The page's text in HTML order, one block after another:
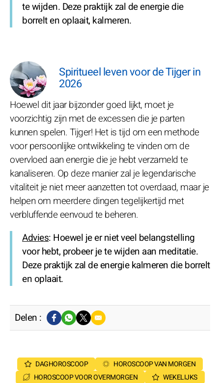
te wijden. Deze praktijk zal de energie die
borrelt en oplaait, kalmeren.
Spiritueel leven voor de Tijger in
2026
Hoewel dit jaar bijzonder goed lijkt, moet je
voorzichtig zijn met de excessen die je parten
kunnen spelen. Tijger! Het is tijd om een methode
voor persoonlijke ontwikkeling te vinden om de
overvloed aan energie die je hebt verzameld te
kanaliseren. Op deze manier zal je legendarische
vitaliteit je niet meer aanzetten tot overdaad, maar je
helpen om meerdere dingen tegelijkertijd met
verbluffende eenvoud te beheren.
Advies: Hoewel je er niet veel belangstelling
voor hebt, probeer je te wijden aan meditatie.
Deze praktijk zal de energie kalmeren die borrelt
en oplaait.
Delen :
DAGHOROSCOOP
HOROSCOOP VAN MORGEN
HOROSCOOP VOOR OVERMORGEN
WEKELIJKS